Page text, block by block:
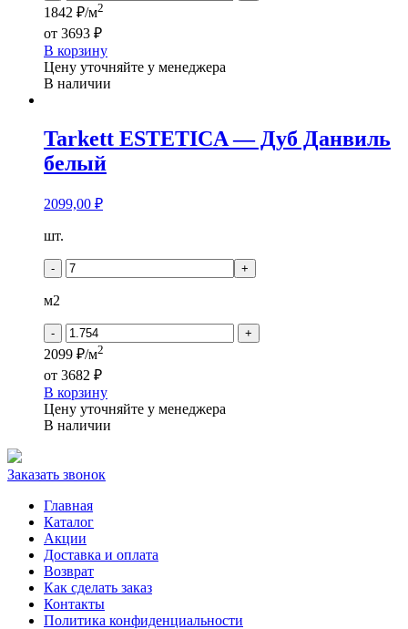
1842 ₽/м2
от 3693 ₽
В корзину
Цену уточняйте у менеджера
В наличии
Tarkett ESTETICA — Дуб Данвиль
белый
2099,00 ₽
Количество
Tarkett
-
Данвиль
белый
шт.
- +
м2
- +
2099 ₽/м2
от 3682 ₽
В корзину
Цену уточняйте у менеджера
В наличии
Заказать звонок
Главная
Каталог
Акции
Доставка и оплата
Возврат
Как сделать заказ
Контакты
Политика конфиденциальности